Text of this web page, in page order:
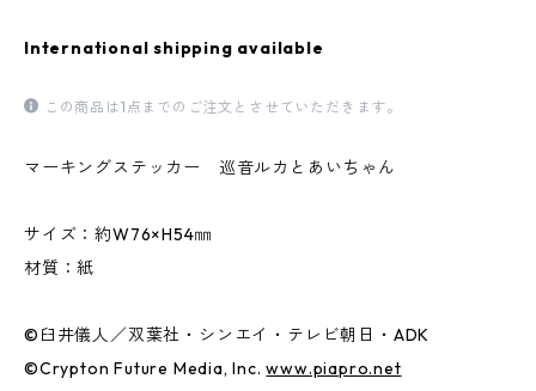
International shipping available
この商品は1点までのご注文とさせていただきます。
マーキングステッカー 巡音ルカとあいちゃん
サイズ：約W76×H54㎜
材質：紙
©︎臼井儀人／双葉社・シンエイ・テレビ朝日・ADK
©︎Crypton Future Media, Inc.www.piapro.net